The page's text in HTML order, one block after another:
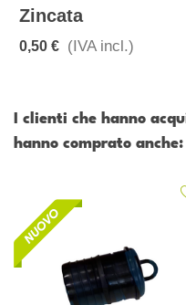
Zincata
0,50 € (IVA incl.)
I clienti che hanno
hanno comprato anche: